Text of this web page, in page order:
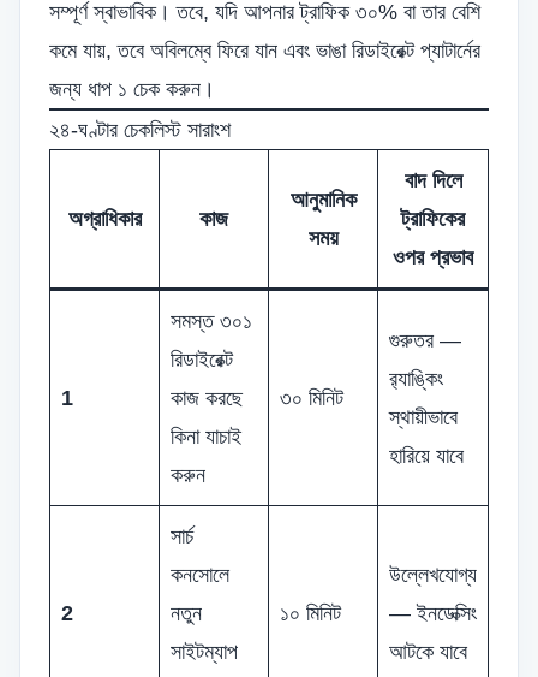
সম্পূর্ণ স্বাভাবিক। তবে, যদি আপনার ট্রাফিক ৩০% বা তার বেশি
কমে যায়, তবে অবিলম্বে ফিরে যান এবং ভাঙা রিডাইরেক্ট প্যাটার্নের
জন্য ধাপ ১ চেক করুন।
২৪-ঘণ্টার চেকলিস্ট সারাংশ
অগ্রাধিকার কাজ
আনুমানিক
সময়
বাদ দিলে
ট্রাফিকের
ওপর প্রভাব
1
সমস্ত ৩০১
রিডাইরেক্ট
কাজ করছে
কিনা যাচাই
করুন
৩০ মিনিট
গুরুতর —
র‍্যাঙ্কিং
স্থায়ীভাবে
হারিয়ে যাবে
2
সার্চ
কনসোলে
নতুন
সাইটম্যাপ
১০ মিনিট
উল্লেখযোগ্য
— ইনডেক্সিং
আটকে যাবে